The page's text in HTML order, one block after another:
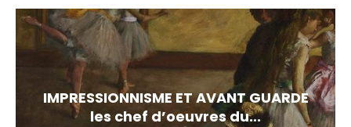
IMPRESSIONNISME ET AVANT GUARDE
les chef d’oeuvres du...